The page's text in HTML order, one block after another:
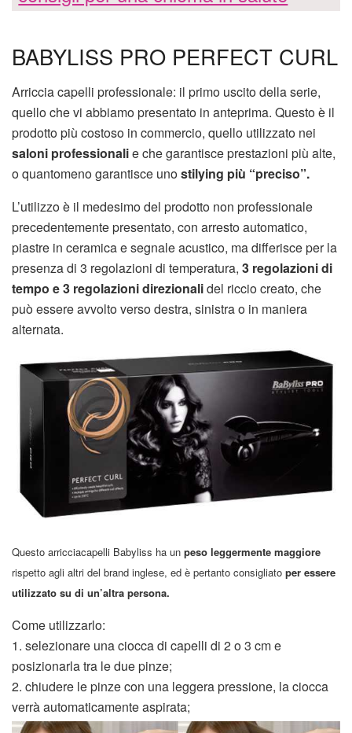
BABYLISS PRO PERFECT CURL
Arriccia capelli professionale: il primo uscito della serie,
quello che vi abbiamo presentato in anteprima. Questo è il
prodotto più costoso in commercio, quello utilizzato nei
saloni professionalie che garantisce prestazioni più alte,
o quantomeno garantisce unostilying più “preciso”.
L’utilizzo è il medesimo del prodotto non professionale
precedentemente presentato, con arresto automatico,
piastre in ceramica e segnale acustico, ma differisce per la
presenza di 3 regolazioni di temperatura, 3 regolazioni di
tempo e 3 regolazioni direzionalidel riccio creato, che
può essere avvolto verso destra, sinistra o in maniera
alternata.
Questo arricciacapelli Babyliss ha un peso leggermente maggiore
rispetto agli altri del brand inglese, ed è pertanto consigliato per essere
utilizzato su di un’altra persona.
Come utilizzarlo:
1. selezionare una ciocca di capelli di 2 o 3 cm e
posizionarla tra le due pinze;
2. chiudere le pinze con una leggera pressione, la ciocca
verrà automaticamente aspirata;